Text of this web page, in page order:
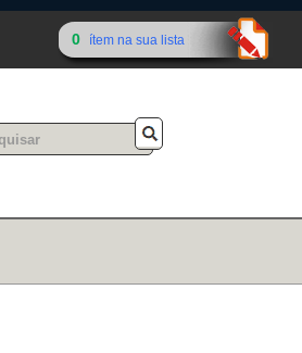
0 ítem na sua lista